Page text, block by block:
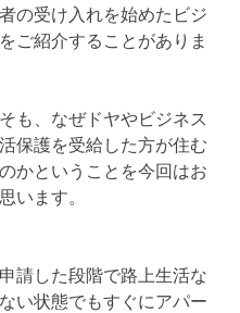
の受け入れを始めたビジ
ご紹介することがありま
も、なぜドヤやビジネス
保護を受給した方が住む
かということを今回はお
います。
請した段階で路上生活な
い状態でもすぐにアパー